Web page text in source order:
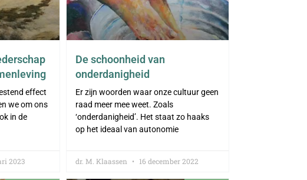
effect
we om ons
in de
2023
De schoonheid van
onderdanigheid
Er zijn woorden waar onze cultuur geen
raad meer mee weet. Zoals
‘onderdanigheid’. Het staat zo haaks
op het ideaal van autonomie
dr. M. Klaassen 16 december 2022